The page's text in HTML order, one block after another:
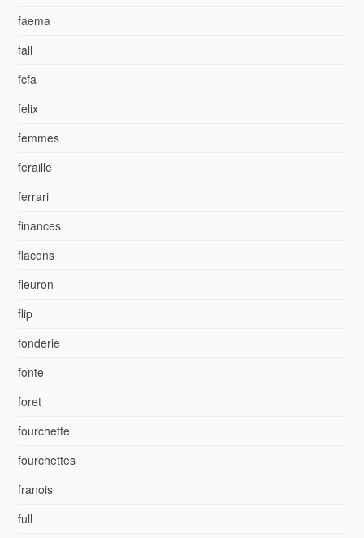
faema
fall
fcfa
felix
femmes
feraille
ferrari
finances
flacons
fleuron
flip
fonderie
fonte
foret
fourchette
fourchettes
franois
full